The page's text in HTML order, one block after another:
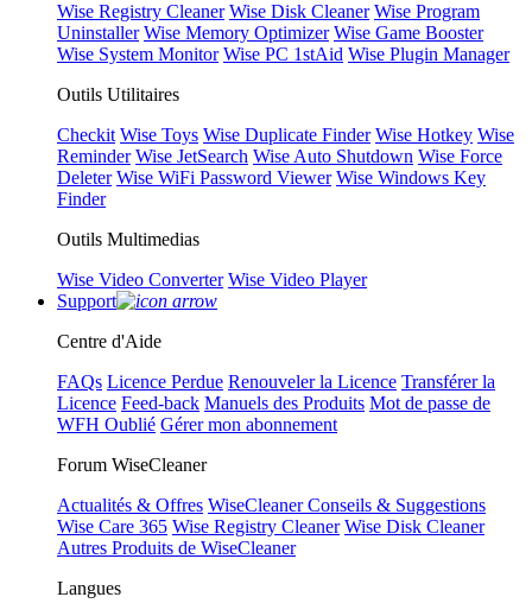
Wise Registry Cleaner Wise Disk Cleaner Wise Program
Uninstaller Wise Memory Optimizer Wise Game Booster
Wise System Monitor Wise PC 1stAid Wise Plugin Manager
Outils Utilitaires
Checkit Wise Toys Wise Duplicate Finder Wise Hotkey Wise
Reminder Wise JetSearch Wise Auto Shutdown Wise Force
Deleter Wise WiFi Password Viewer Wise Windows Key
Finder
Outils Multimedias
Wise Video Converter Wise Video Player
Support
Centre d'Aide
FAQs Licence Perdue Renouveler la Licence Transférer la
Licence Feed-back Manuels des Produits Mot de passe de
WFH Oublié Gérer mon abonnement
Forum WiseCleaner
Actualités & Offres WiseCleaner Conseils & Suggestions
Wise Care 365 Wise Registry Cleaner Wise Disk Cleaner
Autres Produits de WiseCleaner
Langues